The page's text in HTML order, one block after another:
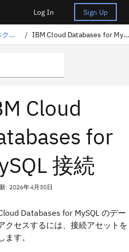
Log In Sign Up
コネクター / IBM Cloud Databases for MySQL
Cloud
for
接続
: 2026年4月30日
Databases for MySQL のデー
クセスするには、接続アセットを
ます。